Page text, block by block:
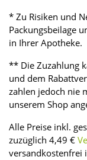
* Zu Risiken und
Packungsbeilage
in Ihrer Apotheke.
** Die Zuzahlung
und dem
zahlen jedoch nie
unserem Shop
Alle Preise inkl.
zuzüglich 4,49 €
versandkostenfrei